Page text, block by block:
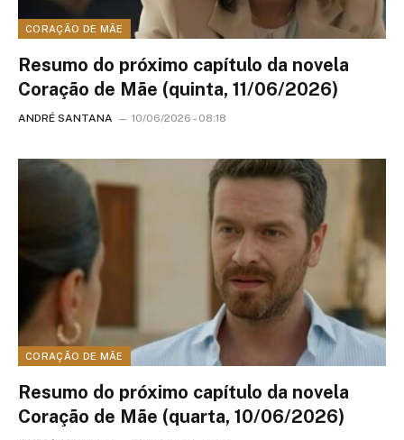
CORAÇÃO DE MÃE
Resumo do próximo capítulo da novela
Coração de Mãe (quinta, 11/06/2026)
ANDRÉ SANTANA 10/06/2026 - 08:18
CORAÇÃO DE MÃE
Resumo do próximo capítulo da novela
Coração de Mãe (quarta, 10/06/2026)